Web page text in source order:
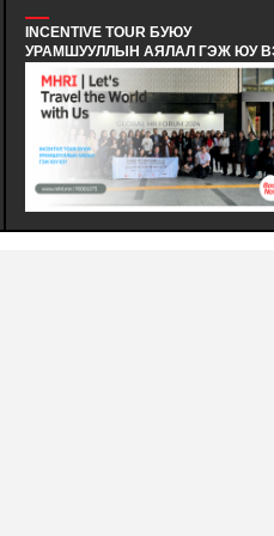
INCENTIVE TOUR БУЮУ
УРАМШУУЛЛЫН АЯЛАЛ ГЭЖ ЮУ
- INCENTIVE TOUR ГЭДЭГ НЬ
АЖИЛЧИД, БИЗНЕС ТҮНШҮҮД
ЭСВЭЛ ҮЙЛЧЛҮҮЛЭГЧДЭД УРАМ
ЗОРИГ ӨГӨХ, ТЭДНИЙ
ГҮЙЦЭТГЭЛИЙГ ҮНЭЛЭХ
ЗОРИЛГООР ЗОХИОН БАЙГУУЛДАГ
АЯЛАЛ ЮМ.